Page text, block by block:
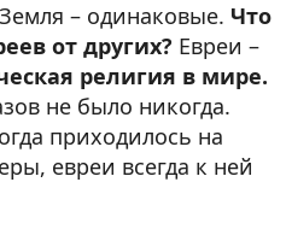
– одинаковые. Что
от других? Евреи –
религия в мире.
не было никогда.
приходилось на
евреи всегда к ней